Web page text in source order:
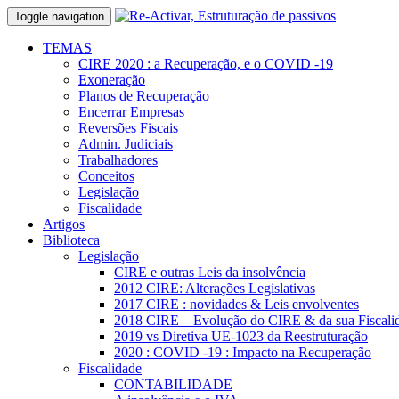
Toggle navigation
TEMAS
CIRE 2020 : a Recuperação, e o COVID -19
Exoneração
Planos de Recuperação
Encerrar Empresas
Reversões Fiscais
Admin. Judiciais
Trabalhadores
Conceitos
Legislação
Fiscalidade
Artigos
Biblioteca
Legislação
CIRE e outras Leis da insolvência
2012 CIRE: Alterações Legislativas
2017 CIRE : novidades & Leis envolventes
2018 CIRE – Evolução do CIRE & da sua
2019 vs Diretiva UE-1023 da Reestruturação
2020 : COVID -19 : Impacto na Recuperação
Fiscalidade
CONTABILIDADE